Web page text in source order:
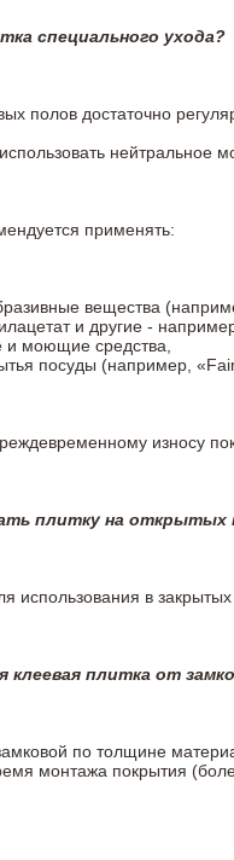
специального ухода?
полов достаточно
применять:
вещества
и другие -
и моющие средства,
посуды (например,
износу
плитку на открытых
использования в
клеевая плитка от
по толщине
монтажа покрытия